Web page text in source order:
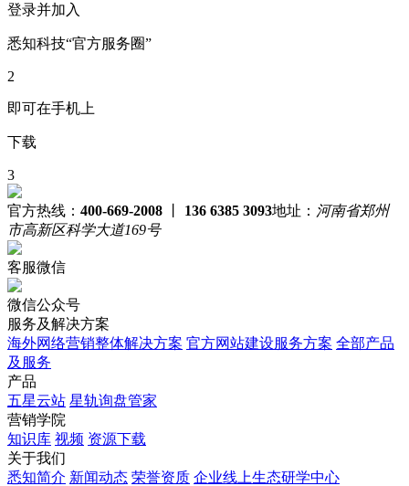
登录并加入
悉知科技“官方服务圈”
2
即可在手机上
下载
3
官方热线： 400-669-2008 136 6385 3093地址： 河南省郑州
市高新区科学大道169号
客服微信
微信公众号
服务及解决方案
海外网络营销整体解决方案 官方网站建设服务方案 全部产品
及服务
产品
五星云站 星轨询盘管家
营销学院
知识库 视频 资源下载
关于我们
悉知简介 新闻动态 荣誉资质 企业线上生态研学中心